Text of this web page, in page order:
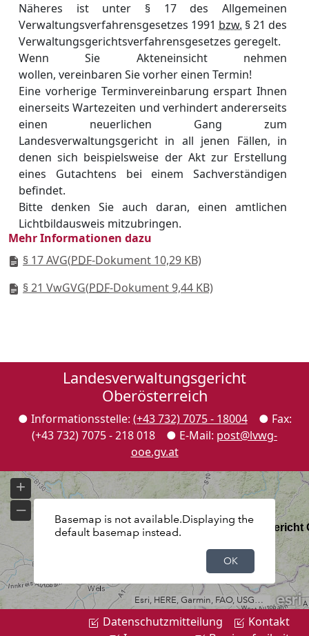
Näheres ist unter § 17 des Allgemeinen
Verwaltungsverfahrensgesetzes 1991 bzw. § 21 des
Verwaltungsgerichtsverfahrensgesetzes geregelt.
Wenn Sie Akteneinsicht nehmen
wollen, vereinbaren Sie vorher einen Termin!
Eine vorherige Terminvereinbarung erspart Ihnen
einerseits Wartezeiten und verhindert andererseits
einen neuerlichen Gang zum
Landesverwaltungsgericht in all jenen Fällen, in
denen sich beispielsweise der Akt zur Erstellung
eines Gutachtens bei einem Sachverständigen
befindet.
Bitte denken Sie auch daran, einen amtlichen
Lichtbildausweis mitzubringen.
Mehr Informationen dazu
§ 17 AVG(PDF-Dokument 10,29 KB)
§ 21 VwGVG(PDF-Dokument 9,44 KB)
Landesverwaltungsgericht
Oberösterreich
● Informationsstelle: (+43 732) 7075 - 18004● Fax:
(+43 732) 7075 - 218 018 ● E-Mail: post@lvwg-
ooe.gv.at
Datenschutzmitteilung
Kontakt